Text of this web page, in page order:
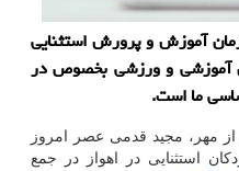
آموزش و پرورش استثنایی
آموزشی و ورزشی بخصوص در
ما است.
مهر، مجید قدمی عصر امروز
استثنایی در اهواز در جمع